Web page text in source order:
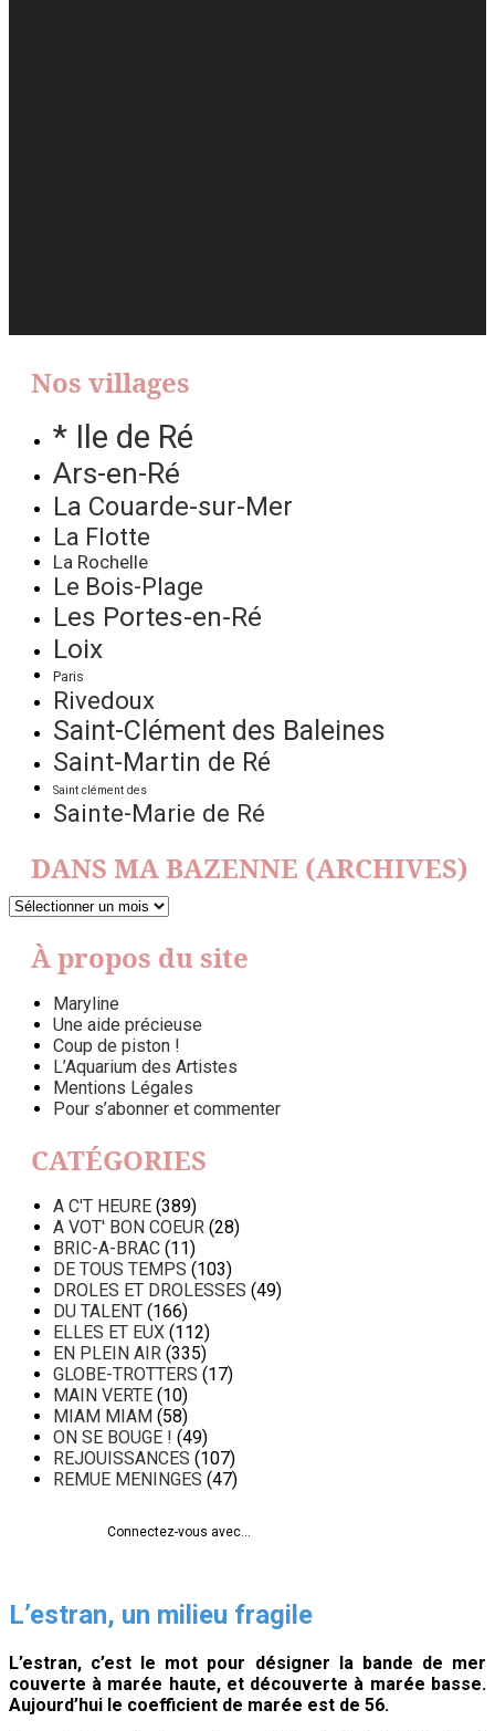
Nos villages
* Ile de Ré
Ars-en-Ré
La Couarde-sur-Mer
La Flotte
La Rochelle
Le Bois-Plage
Les Portes-en-Ré
Loix
Paris
Rivedoux
Saint-Clément des Baleines
Saint-Martin de Ré
Saint clément des
Sainte-Marie de Ré
DANS MA BAZENNE (ARCHIVES)
DANS
BAZENNE
(ARCHIVES)
À propos du site
Maryline
Une aide précieuse
Coup de piston !
L’Aquarium des Artistes
Mentions Légales
Pour s’abonner et commenter
CATÉGORIES
A C'T HEURE (389)
A VOT' BON COEUR (28)
BRIC-A-BRAC (11)
DE TOUS TEMPS (103)
DROLES ET DROLESSES (49)
DU TALENT (166)
ELLES ET EUX (112)
EN PLEIN AIR (335)
GLOBE-TROTTERS (17)
MAIN VERTE (10)
MIAM MIAM (58)
ON SE BOUGE ! (49)
REJOUISSANCES (107)
REMUE MENINGES (47)
Connectez-vous avec...
L’estran, un milieu fragile
L’estran, c’est le mot pour désigner la bande de mer
couverte à marée haute, et découverte à marée basse.
Aujourd’hui le coefficient de marée est de 56.